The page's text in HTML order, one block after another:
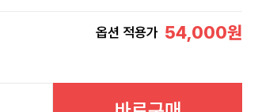
옵션 적용가 54,000원